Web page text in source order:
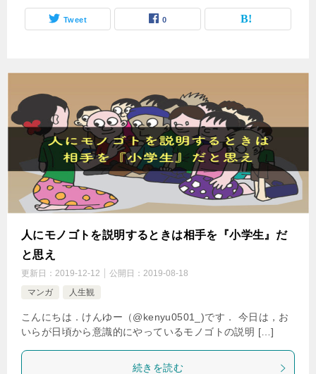
Tweet 0
人にモノゴトを説明するときは相手を『小学生』だ
と思え
更新日： 2019-12-12 公開日： 2019-08-18
マンガ
人生観
こんにちは．けんゆー（@kenyu0501_)です． 今日は，お
いらが日頃から意識的にやっているモノゴトの説明 […]
続きを読む